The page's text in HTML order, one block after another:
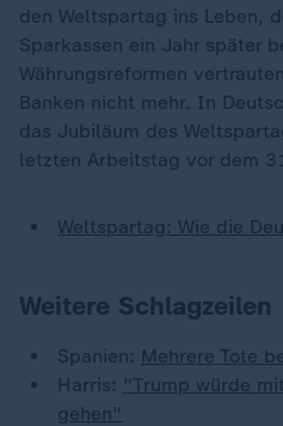
den Weltspartag ins Leben,
Sparkassen ein Jahr später
Währungsreformen
Banken nicht mehr. In
das Jubiläum des
letzten Arbeitstag vor dem
Weltspartag: Wie die
Weitere Schlagzeilen
Spanien: Mehrere Tote
Harris: "Trump würde
gehen"